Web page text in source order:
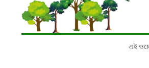
এই